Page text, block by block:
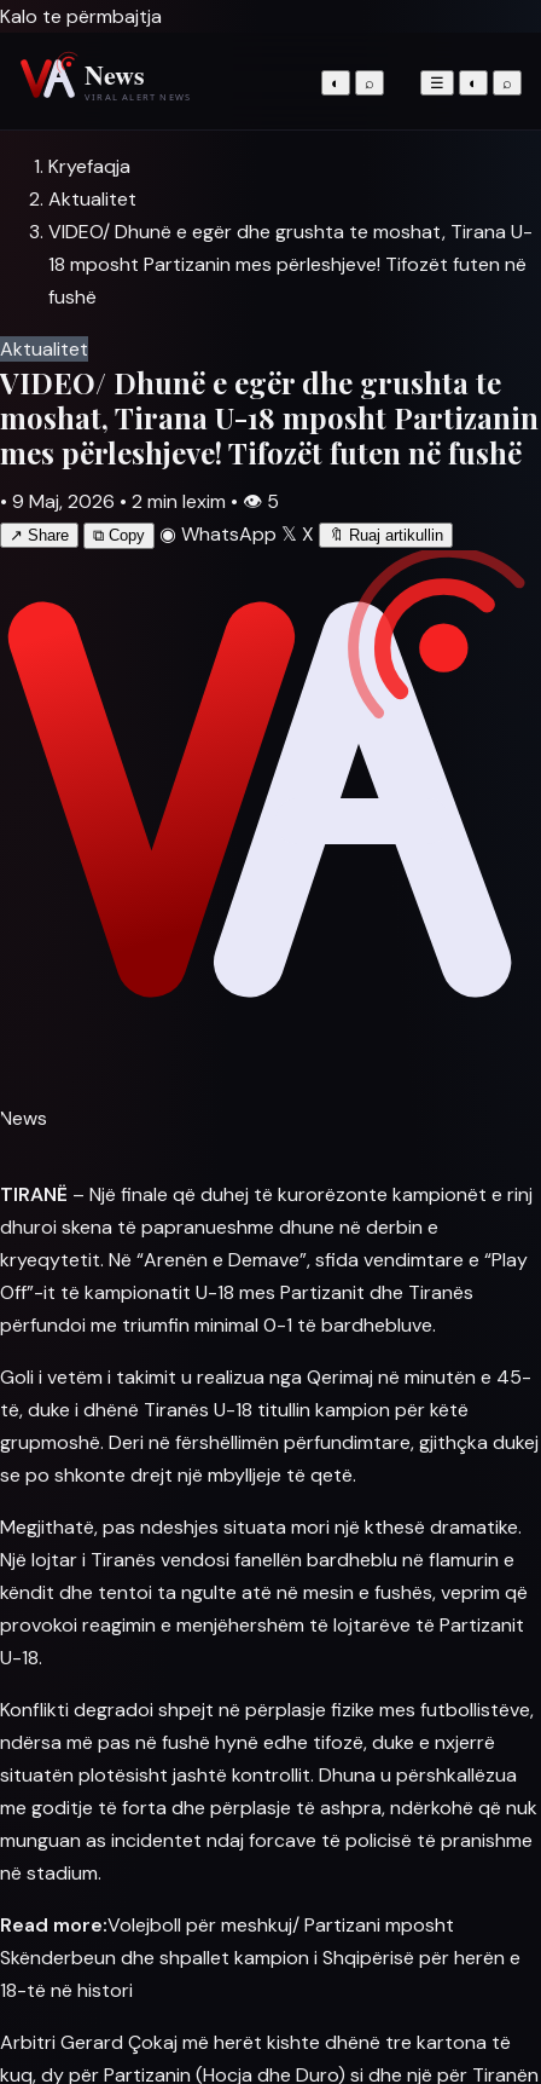
Kalo te përmbajtja
◐ ⌕ ☰ ◐ ⌕
Kryefaqja
Aktualitet
VIDEO/ Dhunë e egër dhe grushta te moshat, Tirana U-
18 mposht Partizanin mes përleshjeve! Tifozët futen në
fushë
Aktualitet
VIDEO/ Dhunë e egër dhe grushta te
moshat, Tirana U-18 mposht Partizanin
mes përleshjeve! Tifozët futen në fushë
• 9 Maj, 2026 • 2 min lexim • 👁 5
↗ Share ⧉ Copy ◉ WhatsApp 𝕏 X 🔖 Ruaj artikullin
News
TIRANË – Një finale që duhej të kurorëzonte kampionët e rinj
dhuroi skena të papranueshme dhune në derbin e
kryeqytetit. Në “Arenën e Demave”, sfida vendimtare e “Play
Off”-it të kampionatit U-18 mes Partizanit dhe Tiranës
përfundoi me triumfin minimal 0-1 të bardhebluve.
Goli i vetëm i takimit u realizua nga Qerimaj në minutën e 45-
të, duke i dhënë Tiranës U-18 titullin kampion për këtë
grupmoshë. Deri në fërshëllimën përfundimtare, gjithçka dukej
se po shkonte drejt një mbylljeje të qetë.
Megjithatë, pas ndeshjes situata mori një kthesë dramatike.
Një lojtar i Tiranës vendosi fanellën bardheblu në flamurin e
këndit dhe tentoi ta ngulte atë në mesin e fushës, veprim që
provokoi reagimin e menjëhershëm të lojtarëve të Partizanit
U-18.
Konflikti degradoi shpejt në përplasje fizike mes futbollistëve,
ndërsa më pas në fushë hynë edhe tifozë, duke e nxjerrë
situatën plotësisht jashtë kontrollit. Dhuna u përshkallëzua
me goditje të forta dhe përplasje të ashpra, ndërkohë që nuk
munguan as incidentet ndaj forcave të policisë të pranishme
në stadium.
Read more:Volejboll për meshkuj/ Partizani mposht
Skënderbeun dhe shpallet kampion i Shqipërisë për herën e
18-të në histori
Arbitri Gerard Çokaj më herët kishte dhënë tre kartona të
kuq, dy për Partizanin (Hocja dhe Duro) si dhe një për Tiranën